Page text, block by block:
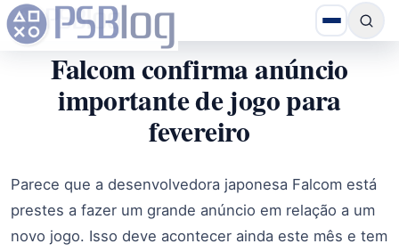
Falcom confirma anúncio
importante de jogo para
fevereiro
Parece que a desenvolvedora japonesa Falcom está
prestes a fazer um grande anúncio em relação a um
novo jogo. Isso deve acontecer ainda este mês e tem